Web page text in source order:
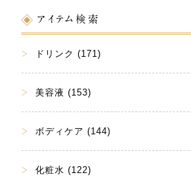
アイテム検索
ドリンク (171)
美容液 (153)
ボディケア (144)
化粧水 (122)